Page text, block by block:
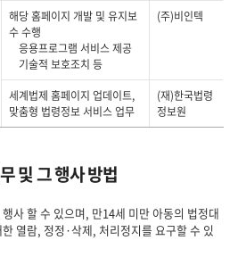
해당 홈페이지 개발 및 유지보
수 수행
응용프로그램 서비스 제공
기술적 보호조치 등
(주)비인텍
세계법제 홈페이지 업데이트,
맞춤형 법령정보 서비스 업무
(재)한국법령
정보원
및 그 행사 방법
사 할 수 있으며, 만14세 미만 아동의 법정대
열람, 정정·삭제, 처리정지를 요구할 수 있